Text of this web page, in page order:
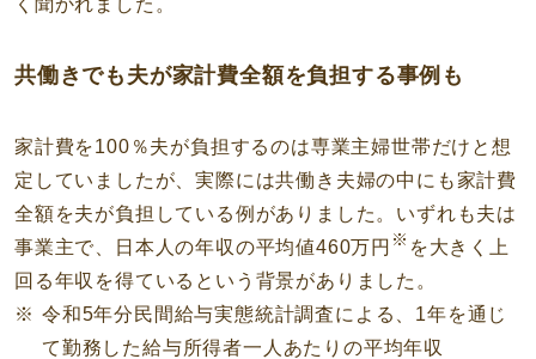
共働きでも夫が家計費全額を負担する事例も
家計費を100％夫が負担するのは専業主婦世帯だけと想
定していましたが、実際には共働き夫婦の中にも家計費
全額を夫が負担している例がありました。いずれも夫は
事業主で、日本人の年収の平均値460万円 ※ を大きく上
回る年収を得ているという背景がありました。
令和5年分民間給与実態統計調査による、1年を通じ
て勤務した給与所得者一人あたりの平均年収